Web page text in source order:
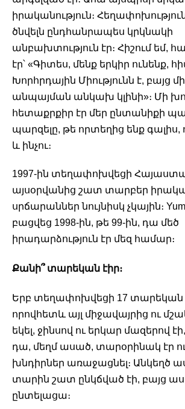
իրականություն։
ծնվելն ընդհանրապես կրկնակի
անբախտություն էր։ Հիշում եմ,
էր՝ «Գիտես, մենք երկիր ունենք,
Խորհրդային Միությունն է, բայց
անպայման անկախ կլինի»։ Մի
հետաքրքիր էր մեր ընտանիքի
պարզելը, թե որտեղից ենք գալիս,
և ինչու։
1997-ին տեղափոխվեցի
այսօրվանից շատ տարբեր
սրճարաններ նույնիսկ չկային։
բացվեց 1998-ին, թե 99-ին, դա մեծ
իրադարձություն էր մեզ համար։
Քանի՞ տարեկան էիր։
Երբ տեղափոխվեցի 17 տարեկան
որովհետև այլ միջավայրից ու
եկել, ջինսով ու երկար մազերով
դա, մեղմ ասած, տարօրինակ էր
խնդիրներ առաջացնել։ Անկեղծ
տարին շատ ընկճված էի, բայց
ընտելացա։